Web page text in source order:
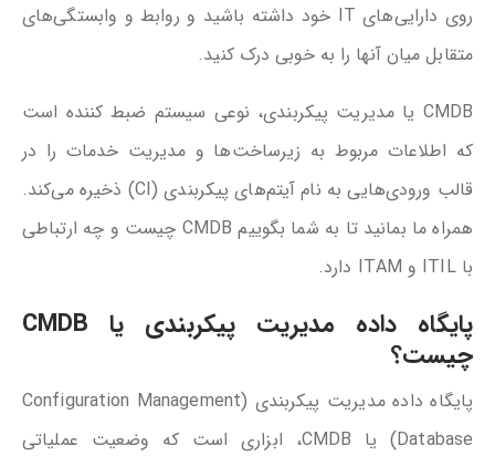
روی دارایی‌های IT خود داشته باشید و روابط و وابستگی‌های
متقابل میان آنها را به خوبی درک کنید.
CMDB یا مدیریت پیکربندی، نوعی سیستم ضبط کننده است
که اطلاعات مربوط به زیرساخت‌ها و مدیریت خدمات را در
قالب ورودی‌هایی به نام آیتم‌های پیکربندی (CI) ذخیره می‌کند.
همراه ما بمانید تا به شما بگوییم CMDB چیست و چه ارتباطی
با ITIL و ITAM دارد.
پایگاه داده مدیریت پیکربندی یا CMDB
چیست؟
پایگاه داده مدیریت پیکربندی (Configuration Management
Database) یا CMDB، ابزاری است که وضعیت عملیاتی